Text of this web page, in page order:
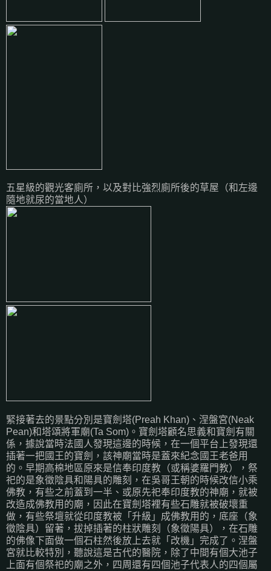
五星級的觀光客廁所，以及對比強烈廁所後的草屋（和左邊
隨地就尿的當地人）
緊接著去的景點分別是寶劍塔(Preah Khan)、涅盤宮(Neak
Pean)和塔頌將軍廟(Ta Som)。寶劍塔顧名思義和寶劍有關
係，據說當時法國人發現這邊的時候，在一個平台上發現還
插著一把國王的寶劍，該神廟當時是蓋來紀念國王老爸用
的。早期高棉地區原來是信奉印度教（或稱婆羅門教），祭
祀的是象徵陰具和陽具的雕刻，在吳哥王朝的時候改信小乘
佛教，有些之前蓋到一半、或原先祀奉印度教的神廟，就被
改造成佛教用的廟，因此在寶劍塔裡有些石雕就被破壞重
做，有些祭壇就從印度教被「升級」成佛教用的，底座（象
徵陰具）留著，拔掉插著的柱狀雕刻（象徵陽具），在石雕
的佛像下面做一個石柱然後放上去就「改機」完成了。涅盤
宮就比較特別，聽說這是古代的醫院，除了中間有個大池子
上面有個祭祀的廟之外，四周還有四個池子代表人的四個屬